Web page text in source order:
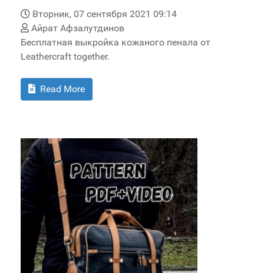
Вторник, 07 сентября 2021 09:14
Айрат Афзалутдинов
Бесплатная выкройка кожаного пенала от
Leathercraft together.
Read More